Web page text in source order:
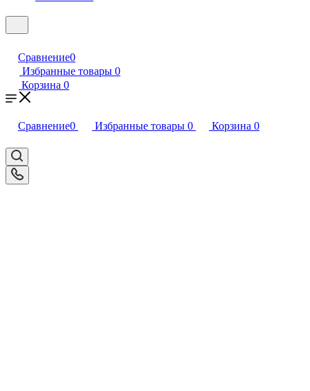
Сравнение0
Избранные товары 0
Корзина 0
Сравнение0 Избранные товары 0 Корзина 0